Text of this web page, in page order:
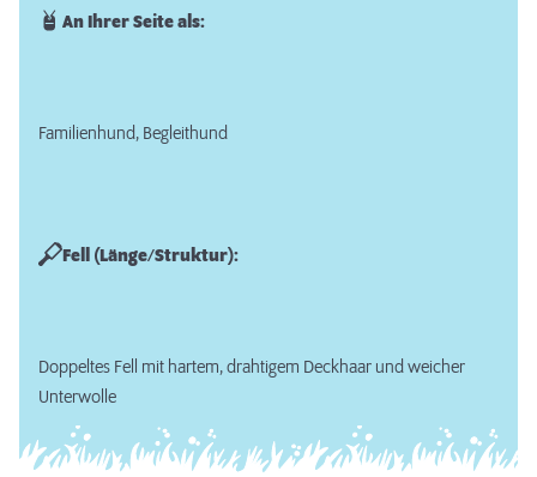
An Ihrer Seite als:
Familienhund, Begleithund
Fell (Länge/Struktur):
Doppeltes Fell mit hartem, drahtigem Deckhaar und weicher
Unterwolle